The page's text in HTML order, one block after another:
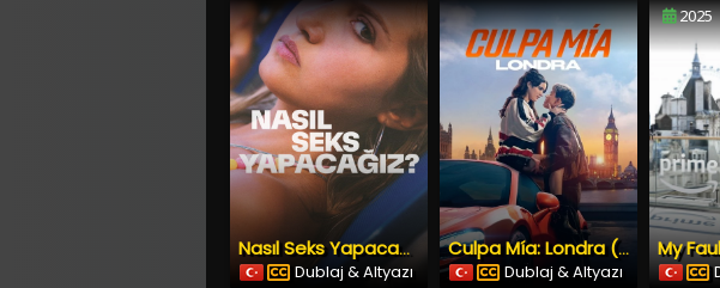
Nasıl Seks Yapacağız? (2023) İzle
Dublaj & Altyazı
Culpa Mía: Londra (2025) İzle
Dublaj & Altyazı
2025
My